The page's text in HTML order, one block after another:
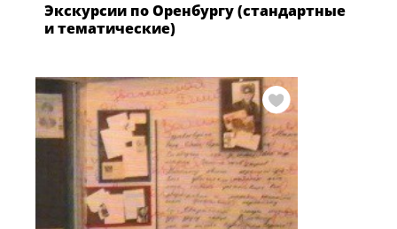
Экскурсии по Оренбургу (стандартные
и тематические)